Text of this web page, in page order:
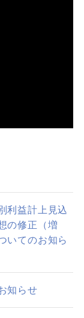
利益計上見込
の修正（増
いてのお知ら
知らせ